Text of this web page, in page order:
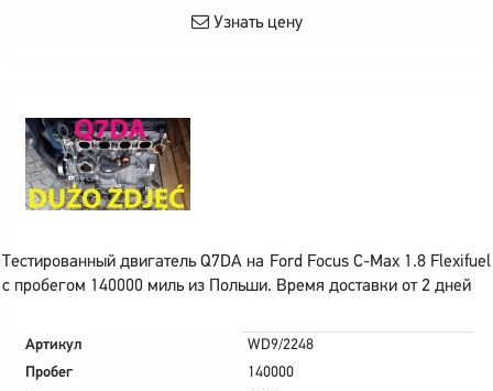
Узнать цену
Тестированный двигатель Q7DA на Ford Focus C-Max 1.8 Flexifuel
с пробегом 140000 миль из Польши. Время доставки от 2 дней
Артикул
WD9/2248
Пробег
140000